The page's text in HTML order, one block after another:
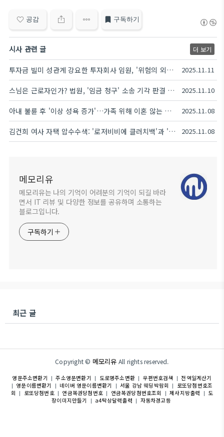
공감 구독하기
시사 관련 글 더 보기
투자금 빌미 성관계 강요한 투자회사 임원, '위험의 외주화' 논란 2025.11.11
스님은 근로자인가? 법원, '임금 청구' 소송 기각 판결 분석 2025.11.10
아내 불륜 후 '이상 성욕 증가'…가족 위해 이혼 않는 남편의 고백 2025.11.08
김건희 여사 자택 압수수색: '로저비비에 클러치백'과 '당선 감사' 메모, 특검 수사의 핵심 의혹 2025.11.08
메모리유
메모리유는 나의 기억이 어려분의 기억이 되길 바라
면서 IT 리뷰 및 다양한 정보를 공유하며 소통하는
블로그입니다.
구독하기
최근 글
Copyright © 메모리유 All rights reserved.
영문주소변환기 | 주소영문변환기 | 도로명주소변환 | 우편번호검색 | 전역일계산기
| 영문이름변환기 | 네이버 영문이름변환기 | 서울 강남 웨딩박람회 |
로또당첨번호조
회
| 로또당첨번호 | 연금복권당첨번호 | 연금복권당첨번호조회 | 제사지방출력 | 도
장이미지만들기
| a4탁상달력출력 | 자동차경고등